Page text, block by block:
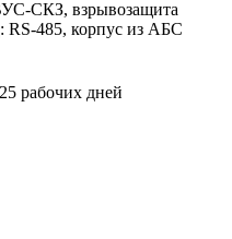
СКЗ, взрывозащита
485, корпус из АБС
рабочих дней